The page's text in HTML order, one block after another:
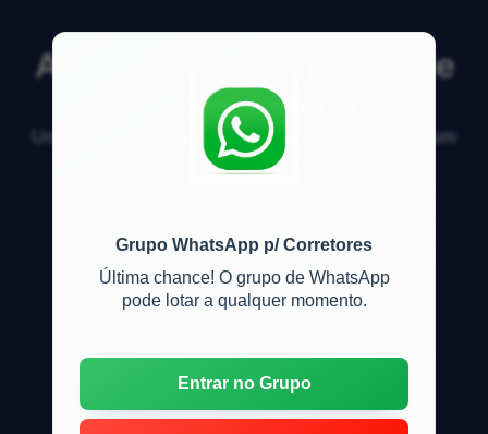
Grupo WhatsApp p/ Corretores
Última chance! O grupo de WhatsApp
pode lotar a qualquer momento.
Entrar no Grupo
Apartamento em prédio de
20 anos é velho?
Um apartamento em um pr&eacute;dio de 20 anos com
piscina &eacute; considerado velho?